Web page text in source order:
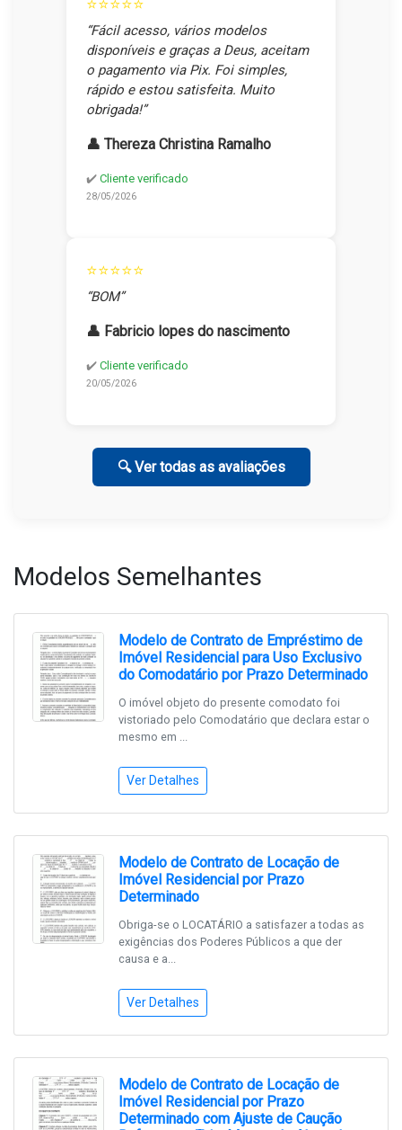
⭐⭐⭐⭐⭐
“Fácil acesso, vários modelos
disponíveis e graças a Deus, aceitam
o pagamento via Pix. Foi simples,
rápido e estou satisfeita. Muito
obrigada!”
👤 Thereza Christina Ramalho
✔️ Cliente verificado
28/05/2026
⭐⭐⭐⭐⭐
“BOM”
👤 Fabricio lopes do nascimento
✔️ Cliente verificado
20/05/2026
🔍 Ver todas as avaliações
Modelos Semelhantes
Modelo de Contrato de Empréstimo de
Imóvel Residencial para Uso Exclusivo
do Comodatário por Prazo Determinado
O imóvel objeto do presente comodato foi
vistoriado pelo Comodatário que declara estar o
mesmo em ...
Ver Detalhes
Modelo de Contrato de Locação de
Imóvel Residencial por Prazo
Determinado
Obriga-se o LOCATÁRIO a satisfazer a todas as
exigências dos Poderes Públicos a que der
causa e a...
Ver Detalhes
Modelo de Contrato de Locação de
Imóvel Residencial por Prazo
Determinado com Ajuste de Caução